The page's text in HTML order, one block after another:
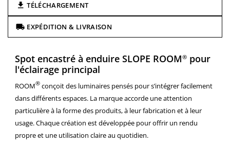
TÉLÉCHARGEMENT
EXPÉDITION & LIVRAISON
Spot encastré à enduire SLOPE ROOM® pour
l'éclairage principal
ROOM® conçoit des luminaires pensés pour s’intégrer facilement
dans différents espaces. La marque accorde une attention
particulière à la forme des produits, à leur fabrication et à leur
usage. Chaque création est développée pour offrir un rendu
propre et une utilisation claire au quotidien.